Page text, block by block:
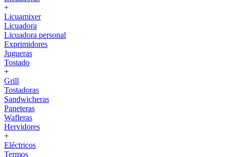
+
Licuamixer
Licuadora
Licuadora personal
Exprimidores
Jugueras
Tostado
+
Grill
Tostadoras
Sandwicheras
Paneteras
Wafleras
Hervidores
+
Eléctricos
Termos